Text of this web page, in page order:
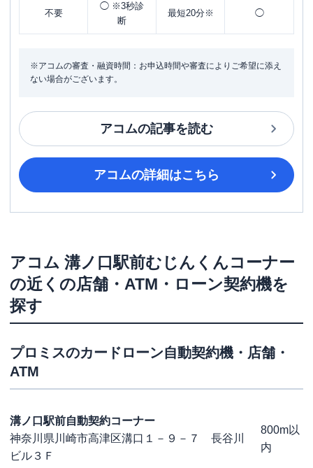
不要
◯ ※3秒診
断
最短20分※ ◯
※アコムの審査・融資時間：お申込時間や審査によりご希望に添え
ない場合がございます。
アコムの記事を読む
アコムの詳細はこちら
アコム 溝ノ口駅前むじんくんコーナー
の近くの店舗・ATM・ローン契約機を
探す
プロミスのカードローン自動契約機・店舗・
ATM
溝ノ口駅前自動契約コーナー
神奈川県川崎市高津区溝口１－９－７ 長谷川
ビル３Ｆ
800m以
内